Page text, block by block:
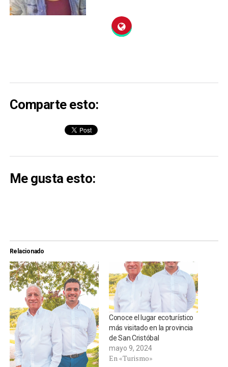
Comparte esto:
Me gusta esto:
Relacionado
Conoce el lugar ecoturístico
más visitado en la provincia
de San Cristóbal
mayo 9, 2024
En «Turismo»